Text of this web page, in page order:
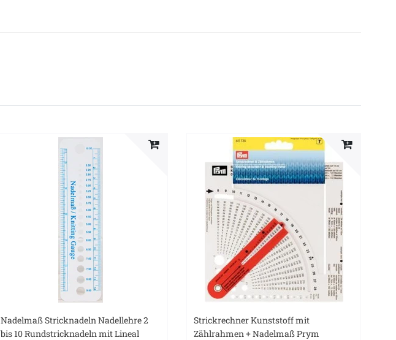
Nadelmaß Stricknadeln Nadellehre 2
bis 10 Rundstricknadeln mit Lineal
Strickrechner Kunststoff mit
Zählrahmen + Nadelmaß Prym